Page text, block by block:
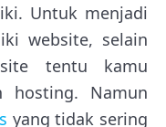
Untuk menjadi
website, selain
tentu kamu
hosting. Namun
yang tidak sering